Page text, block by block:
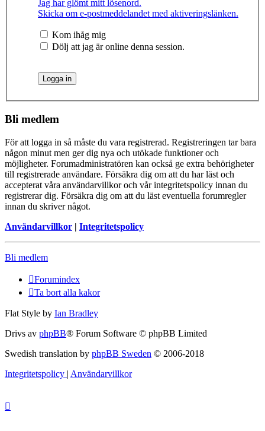
Jag har glömt mitt lösenord.
Skicka om e-postmeddelandet med aktiveringslänken.
Kom ihåg mig
Dölj att jag är online denna session.
Bli medlem
För att logga in så måste du vara registrerad. Registreringen tar bara
någon minut men ger dig nya och utökade funktioner och
möjligheter. Forumadministratören kan också ge extra behörigheter
till registrerade användare. Försäkra dig om att du har läst och
accepterat våra användarvillkor och vår integritetspolicy innan du
registrerar dig. Försäkra dig om att du läst eventuella forumregler
innan du skriver något.
Användarvillkor | Integritetspolicy
Bli medlem
Forumindex
Ta bort alla kakor
Flat Style by Ian Bradley
Drivs av phpBB® Forum Software © phpBB Limited
Swedish translation by phpBB Sweden © 2006-2018
Integritetspolicy | Användarvillkor